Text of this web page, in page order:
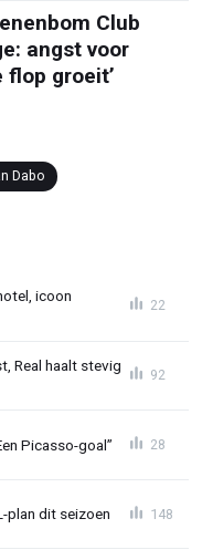
Club
angst voor
flop groeit’
Dabo
icoon
22
Real haalt stevig
92
Picasso-goal” 28
plan dit seizoen 148